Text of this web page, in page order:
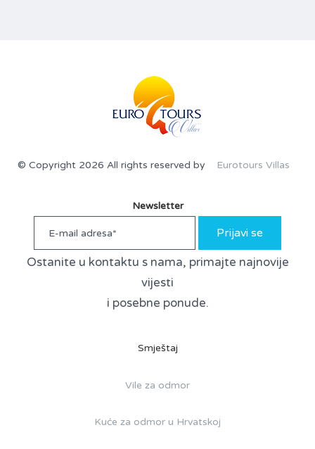
© Copyright 2026 All rights reserved by Eurotours Villas
Newsletter
Prijavi se
Ostanite u kontaktu s nama, primajte najnovije
vijesti
i posebne ponude.
Smještaj
Vile za odmor
Kuće za odmor u Hrvatskoj